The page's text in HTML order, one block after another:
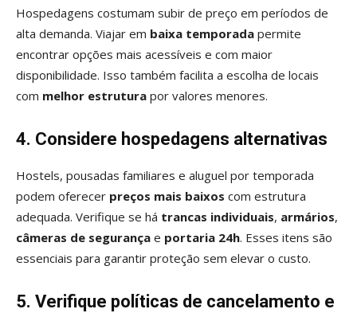
Hospedagens costumam subir de preço em períodos de
alta demanda. Viajar em baixa temporada permite
encontrar opções mais acessíveis e com maior
disponibilidade. Isso também facilita a escolha de locais
com melhor estrutura por valores menores.
4. Considere hospedagens alternativas
Hostels, pousadas familiares e aluguel por temporada
podem oferecer preços mais baixos com estrutura
adequada. Verifique se há trancas individuais, armários,
câmeras de segurança e portaria 24h. Esses itens são
essenciais para garantir proteção sem elevar o custo.
5. Verifique políticas de cancelamento e